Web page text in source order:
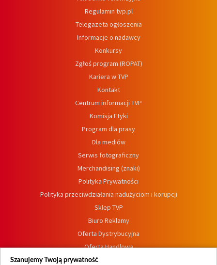
Regulamin tvp.pl
Telegazeta ogłoszenia
Informacje o nadawcy
Konkursy
Zgłoś program (ROPAT)
Kariera w TVP
Kontakt
Centrum informacji TVP
Komisja Etyki
Program dla prasy
Dla mediów
Serwis fotograficzny
Merchandising (znaki)
Polityka Prywatności
Polityka przeciwdziałania nadużyciom i korupcji
Sklep TVP
Biuro Reklamy
Oferta Dystrybucyjna
Oferta Handlowa
Dostępność
Szanujemy Twoją prywatność